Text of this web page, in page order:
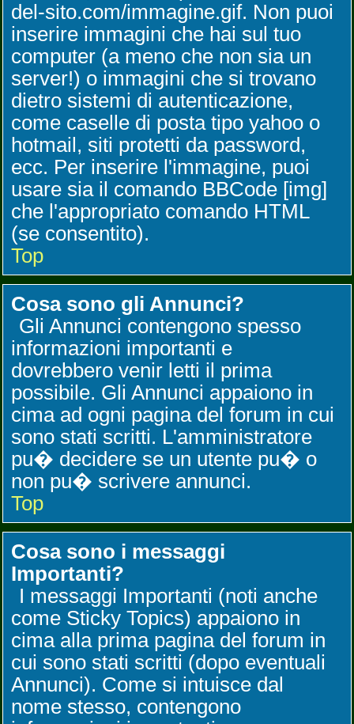
del-sito.com/immagine.gif. Non puoi
inserire immagini che hai sul tuo
computer (a meno che non sia un
server!) o immagini che si trovano
dietro sistemi di autenticazione,
come caselle di posta tipo yahoo o
hotmail, siti protetti da password,
ecc. Per inserire l'immagine, puoi
usare sia il comando BBCode [img]
che l'appropriato comando HTML
(se consentito).
Top
Cosa sono gli Annunci?
Gli Annunci contengono spesso
informazioni importanti e
dovrebbero venir letti il prima
possibile. Gli Annunci appaiono in
cima ad ogni pagina del forum in cui
sono stati scritti. L'amministratore
pu� decidere se un utente pu� o
non pu� scrivere annunci.
Top
Cosa sono i messaggi
Importanti?
I messaggi Importanti (noti anche
come Sticky Topics) appaiono in
cima alla prima pagina del forum in
cui sono stati scritti (dopo eventuali
Annunci). Come si intuisce dal
nome stesso, contengono